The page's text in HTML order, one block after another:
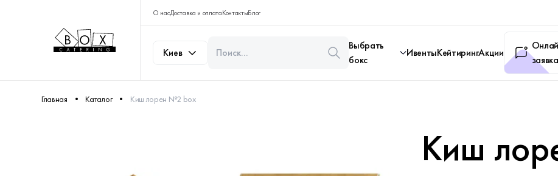
О насДоставка и оплатаКонтактыБлог
Киев
Выбрать
бокс
ИвентыКейтирингАкции
заявка
Главная Каталог Киш лорен №2 box
Киш